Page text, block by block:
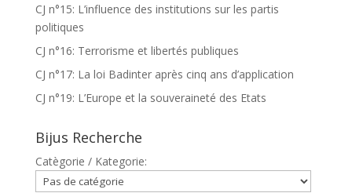
CJ n°15: L’influence des institutions sur les partis
politiques
CJ n°16: Terrorisme et libertés publiques
CJ n°17: La loi Badinter après cinq ans d’application
CJ n°19: L’Europe et la souveraineté des Etats
Bijus Recherche
Catègorie / Kategorie: